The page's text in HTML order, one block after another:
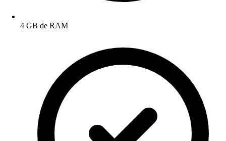
4 GB de RAM